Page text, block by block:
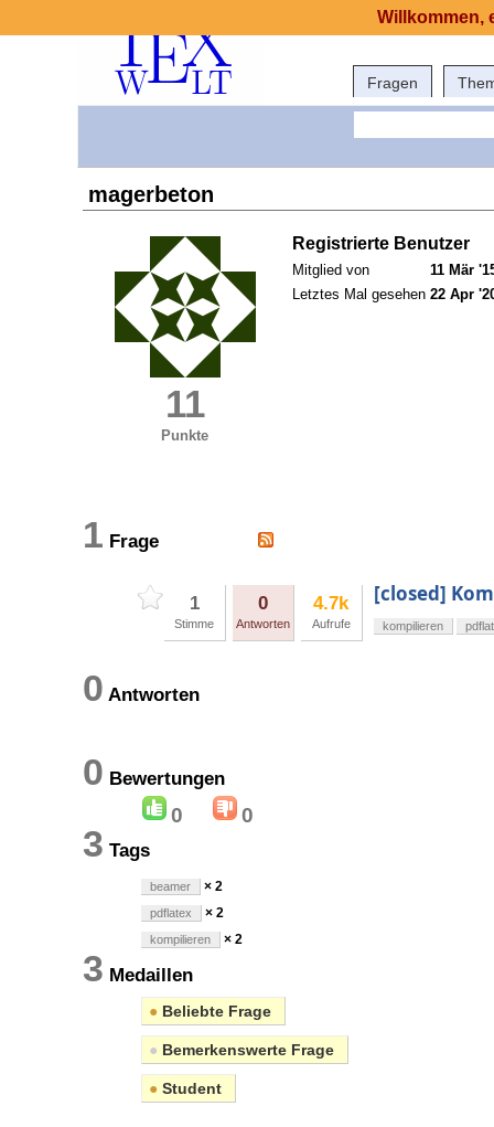
Fragen
magerbeton
11
Punkte
Registrierte Benutzer
Mitglied von
11 Mär
Letztes Mal gesehen 22 Apr
1 Frage
1
Stimme
0
Antworten
4.7k
Aufrufe
[closed]
kompilieren
0 Antworten
0 Bewertungen
0 0
3 Tags
beamer × 2
pdflatex × 2
kompilieren × 2
3 Medaillen
● Beliebte Frage
● Bemerkenswerte Frage
● Student
Willkommen,